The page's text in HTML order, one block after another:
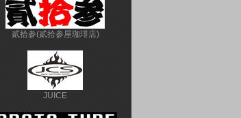
貳拾参(貳拾参屋珈琲店)
JUICE